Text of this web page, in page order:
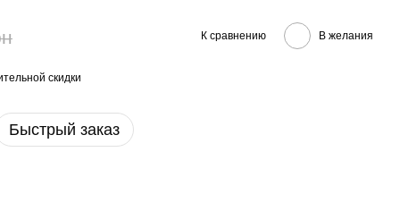
К сравнению В желания
скидки
Быстрый заказ